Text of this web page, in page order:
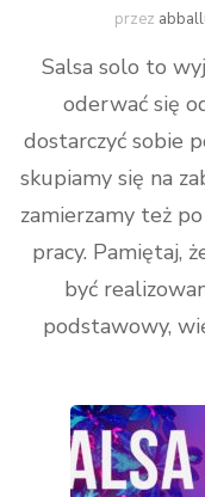
przez
Salsa solo to
oderwać się
dostarczyć sobie
skupiamy się na
zamierzamy też
pracy. Pamiętaj,
być
podstawowy,